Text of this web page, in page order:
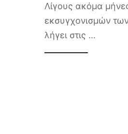
Λίγους ακόμα
εκσυγχονισμών
λήγει στις ...